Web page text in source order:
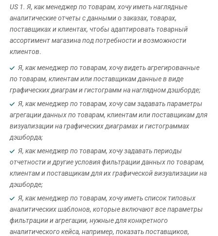
US 1. Я, как менеджер по товарам, хочу иметь наглядные
аналитические отчеты с данными о заказах, товарах,
поставщиках и клиентах, чтобы адаптировать товарный
ассортимент магазина под потребности и возможности
клиентов.
Я, как менеджер по товарам, хочу видеть агрегированные
по товарам, клиентам или поставщикам данные в виде
графических диаграм и гистограмм на наглядном дэшборде;
Я, как менеджер по товарам, хочу сам задавать параметры
агрегации данных по товарам, клиентам или поставщикам для
визуализации на графических диаграмах и гистограммах
дэшборда;
Я, как менеджер по товарам, хочу задавать периоды
отчетности и другие условия фильтрации данных по товарам,
клиентам и поставщикам для их графической визуализации на
дэшборде;
Я, как менеджер по товарам, хочу иметь список типовых
аналитических шаблонов, которые включают все параметры
фильтрации и агрегации, нужные для конкретного
аналитического кейса, например, показать поставщиков,